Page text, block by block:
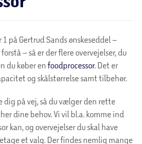
på Gertrud Sands ønskeseddel –
– så er der flere overvejelser, du
du køber en foodprocessor. Det er
og skålstørrelse samt tilbehør.
dig på vej, så du vælger den rette
dine behov. Vi vil bl.a. komme ind
kan, og overvejelser du skal have
et valg. Der findes nemlig mange